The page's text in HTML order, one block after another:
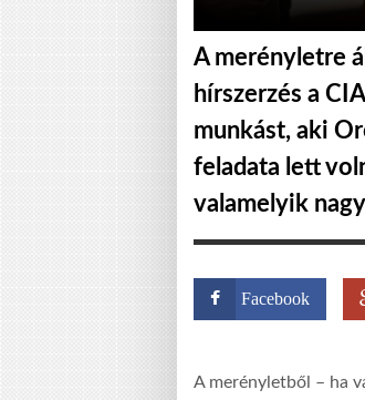
A merényletre
hírszerzés a
munkást, aki
feladata lett
valamelyik
Facebook
A merényletből – ha